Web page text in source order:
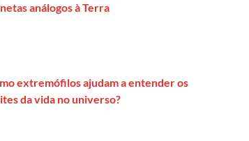
análogos à Terra
extremófilos ajudam a entender os
da vida no universo?